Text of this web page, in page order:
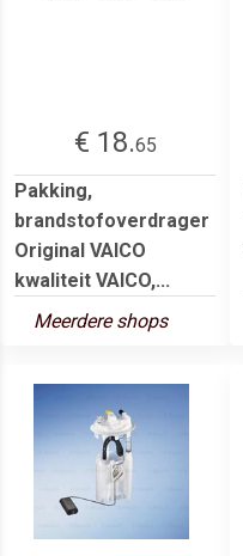
€ 18.65
Pakking,
brandstofoverdrager
Original VAICO
kwaliteit VAICO,...
Meerdere shops